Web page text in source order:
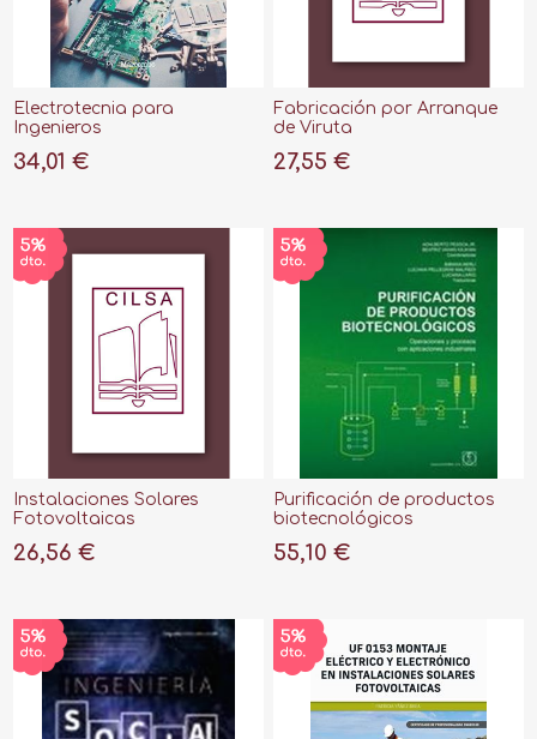
Electrotecnia para
Ingenieros
34,01 €
Fabricación por Arranque
de Viruta
27,55 €
Instalaciones Solares
Fotovoltaicas
26,56 €
Purificación de productos
biotecnológicos
con aplicaciones
55,10 €